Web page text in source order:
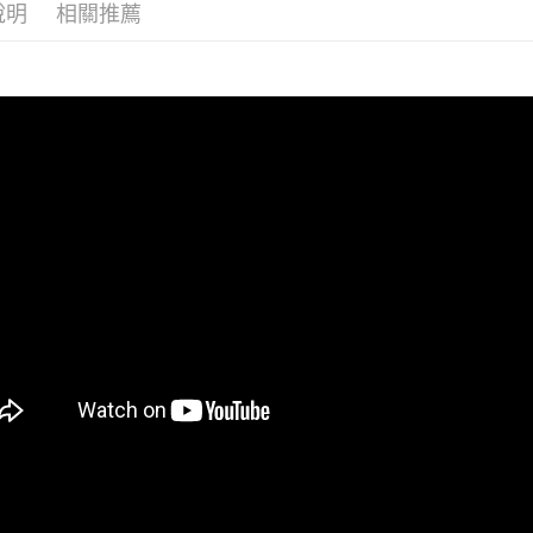
明 相關推薦